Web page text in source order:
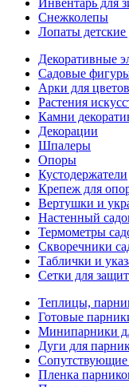
Инвентарь для
Снежколепы
Лопаты детские
Декоративные
Садовые
Арки для
Растения
Камни
Декорации
Шпалеры
Опоры
Кустодержатели
Крепеж для
Вертушки и
Настенный
Термометры
Скворечники
Таблички и
Сетки для
Теплицы,
Готовые
Минипарники
Дуги для
Сопутствующие
Пленка